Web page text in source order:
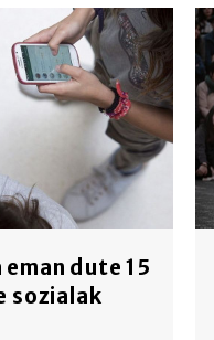
dute 15
sozialak